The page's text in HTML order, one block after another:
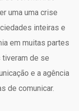
uma uma crise
inteiras e
em muitas partes
tiveram de se
e a agência
de comunicar.